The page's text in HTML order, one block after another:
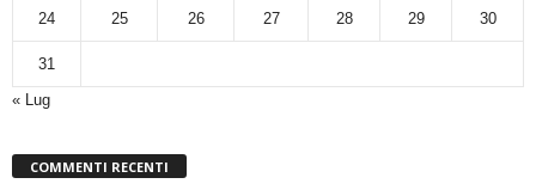
24 25 26 27 28 29 30
31
« Lug
COMMENTI RECENTI